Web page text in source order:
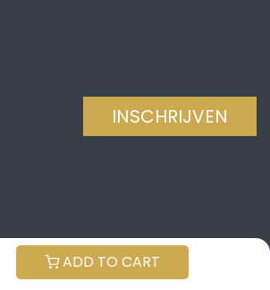
ADD TO CART
INSCHRIJVEN
NEDERLANDS (BE)
- De #1Open source e-